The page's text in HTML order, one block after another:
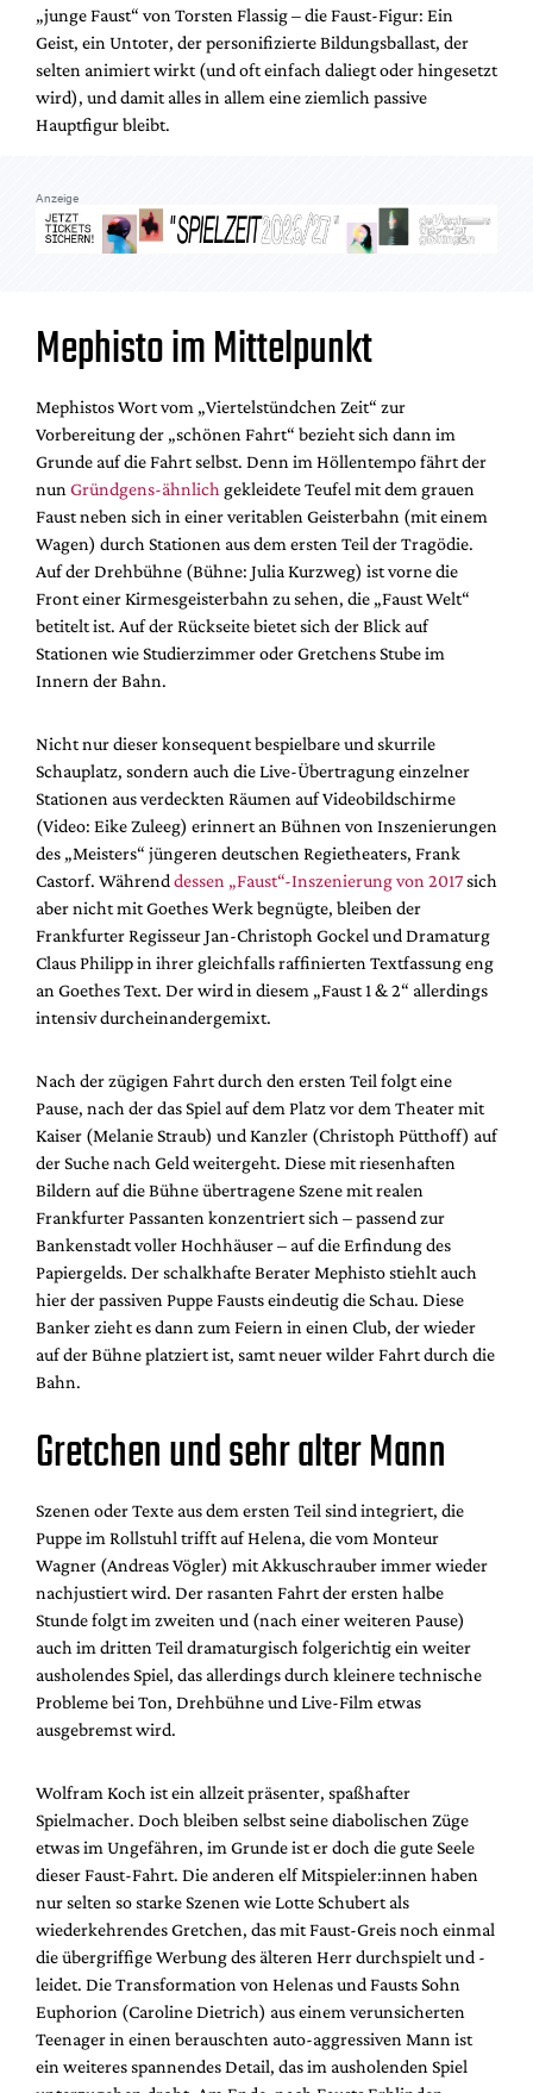
Suche
„junge Faust“ von Torsten Flassig – die Faust-Figur: Ein
Geist, ein Untoter, der personifizierte Bildungsballast, der
selten animiert wirkt (und oft einfach daliegt oder hingesetzt
wird), und damit alles in allem eine ziemlich passive
Hauptfigur bleibt.
Anzeige
Mephisto im Mittelpunkt
Mephistos Wort vom „Viertelstündchen Zeit“ zur
Vorbereitung der „schönen Fahrt“ bezieht sich dann im
Grunde auf die Fahrt selbst. Denn im Höllentempo fährt der
nun Gründgens-ähnlich gekleidete Teufel mit dem grauen
Faust neben sich in einer veritablen Geisterbahn (mit einem
Wagen) durch Stationen aus dem ersten Teil der Tragödie.
Auf der Drehbühne (Bühne: Julia Kurzweg) ist vorne die
Front einer Kirmesgeisterbahn zu sehen, die „Faust Welt“
betitelt ist. Auf der Rückseite bietet sich der Blick auf
Stationen wie Studierzimmer oder Gretchens Stube im
Innern der Bahn.
Nicht nur dieser konsequent bespielbare und skurrile
Schauplatz, sondern auch die Live-Übertragung einzelner
Stationen aus verdeckten Räumen auf Videobildschirme
(Video: Eike Zuleeg) erinnert an Bühnen von Inszenierungen
des „Meisters“ jüngeren deutschen Regietheaters, Frank
Castorf. Während dessen „Faust“-Inszenierung von 2017sich
aber nicht mit Goethes Werk begnügte, bleiben der
Frankfurter Regisseur Jan-Christoph Gockel und Dramaturg
Claus Philipp in ihrer gleichfalls raffinierten Textfassung eng
an Goethes Text. Der wird in diesem „Faust 1 & 2“ allerdings
intensiv durcheinandergemixt.
Nach der zügigen Fahrt durch den ersten Teil folgt eine
Pause, nach der das Spiel auf dem Platz vor dem Theater mit
Kaiser (Melanie Straub) und Kanzler (Christoph Pütthoff) auf
der Suche nach Geld weitergeht. Diese mit riesenhaften
Bildern auf die Bühne übertragene Szene mit realen
Frankfurter Passanten konzentriert sich – passend zur
Bankenstadt voller Hochhäuser – auf die Erfindung des
Papiergelds. Der schalkhafte Berater Mephisto stiehlt auch
hier der passiven Puppe Fausts eindeutig die Schau. Diese
Banker zieht es dann zum Feiern in einen Club, der wieder
auf der Bühne platziert ist, samt neuer wilder Fahrt durch die
Bahn.
Gretchen und sehr alter Mann
Szenen oder Texte aus dem ersten Teil sind integriert, die
Puppe im Rollstuhl trifft auf Helena, die vom Monteur
Wagner (Andreas Vögler) mit Akkuschrauber immer wieder
nachjustiert wird. Der rasanten Fahrt der ersten halbe
Stunde folgt im zweiten und (nach einer weiteren Pause)
auch im dritten Teil dramaturgisch folgerichtig ein weiter
ausholendes Spiel, das allerdings durch kleinere technische
Probleme bei Ton, Drehbühne und Live-Film etwas
ausgebremst wird.
Wolfram Koch ist ein allzeit präsenter, spaßhafter
Spielmacher. Doch bleiben selbst seine diabolischen Züge
etwas im Ungefähren, im Grunde ist er doch die gute Seele
dieser Faust-Fahrt. Die anderen elf Mitspieler:innen haben
nur selten so starke Szenen wie Lotte Schubert als
wiederkehrendes Gretchen, das mit Faust-Greis noch einmal
die übergriffige Werbung des älteren Herr durchspielt und -
leidet. Die Transformation von Helenas und Fausts Sohn
Euphorion (Caroline Dietrich) aus einem verunsicherten
Teenager in einen berauschten auto-aggressiven Mann ist
ein weiteres spannendes Detail, das im ausholenden Spiel